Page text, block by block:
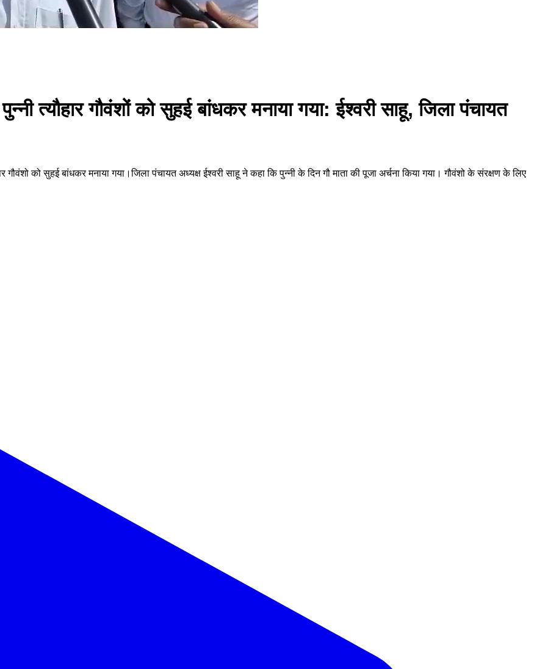
पुन्नी त्यौहार गौवंशों को सुहई बांधकर मनाया गया: ईश्वरी साहू, जिला पंचायत
गौवंशो को सुहई बांधकर मनाया गया।जिला पंचायत अध्यक्ष ईश्वरी साहू ने कहा कि पुन्नी के दिन गौ माता की पूजा अर्चना किया गया। गौवंशो के संरक्षण के लिए